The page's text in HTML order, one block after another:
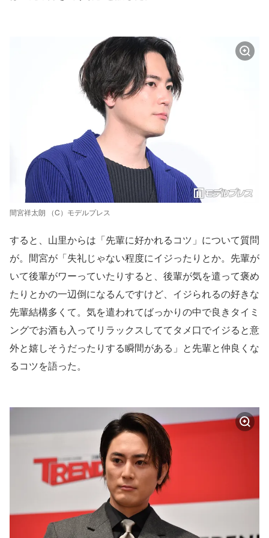
間宮祥太朗 （C）モデルプレス
すると、山里からは「先輩に好かれるコツ」について質問
が。間宮が「失礼じゃない程度にイジったりとか。先輩が
いて後輩がワーっていたりすると、後輩が気を遣って褒め
たりとかの一辺倒になるんですけど、イジられるの好きな
先輩結構多くて。気を遣われてばっかりの中で良きタイミ
ングでお酒も入ってリラックスしててタメ口でイジると意
外と嬉しそうだったりする瞬間がある」と先輩と仲良くな
るコツを語った。